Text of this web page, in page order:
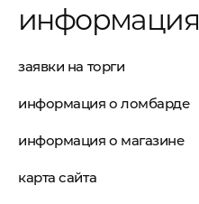
информация
заявки на торги
информация о ломбарде
информация о магазине
карта сайта